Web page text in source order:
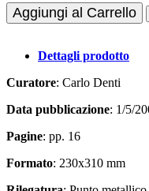
Aggiungi al Carrello
Dettagli prodotto
Curatore: Carlo Denti
Data pubblicazione: 1/5/
Pagine: pp. 16
Formato: 230x310 mm